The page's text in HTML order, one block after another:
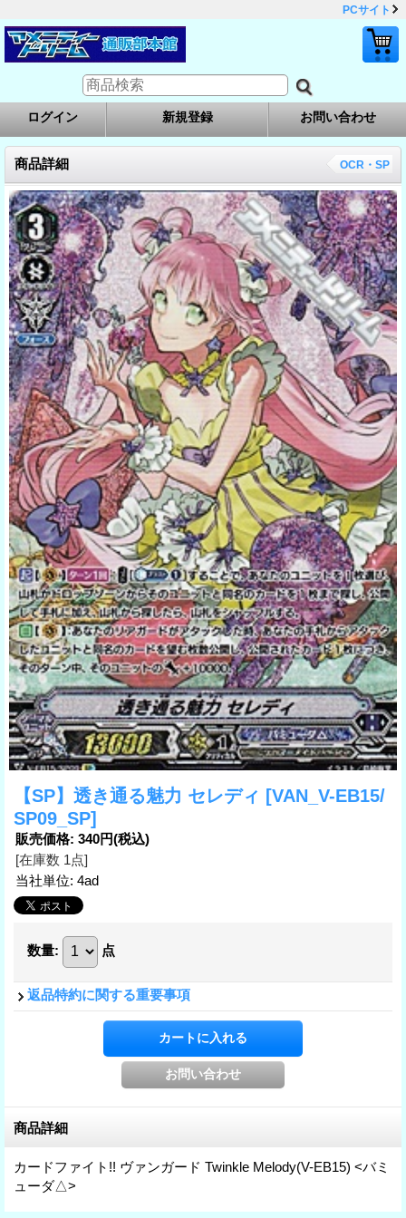
PCサイト
ログイン 新規登録 お問い合わせ
商品詳細 OCR・SP
【SP】透き通る魅力 セレディ [VAN_V-EB15/
SP09_SP]
販売価格: 340円(税込)
[在庫数 1点]
当社単位: 4ad
数量: 点
返品特約に関する重要事項
商品詳細
カードファイト!! ヴァンガード Twinkle Melody(V-EB15) <バミ
ューダ△>